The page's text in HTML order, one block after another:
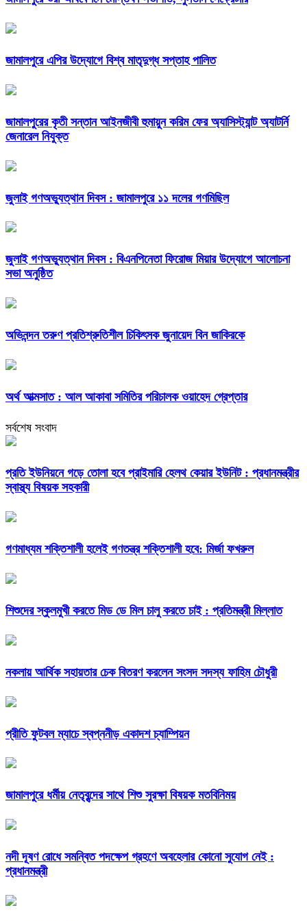
জামালপুরে এপির উদ্যোগে বিশ্ব মাতৃদুগ্ধ সপ্তাহ পালিত
জামালপুরের কৃতী সন্তান আইনজীবী হুমায়ুন করিম ফের অ্যাসিস্ট্যান্ট অ্যাটর্নি
জেনারেল নিযুক্ত
জুলাই গণঅভ্যুত্থান দিবস : জামালপুরে ১১ দলের গণমিছিল
জুলাই গণঅভ্যুত্থান দিবস : বিএনপিনেতা ফিরোজ মিয়ার উদ্যোগে আলোচনা
সভা অনুষ্ঠিত
অভিনন্দন তরুণ প্রতিশ্রুতিশীল চিকিৎসক জুনায়েদ বিন জাকিরকে
অর্থ আত্মসাত : আল আকাবা সমিতির পরিচালক ওয়াহেদ গ্রেপ্তার
সর্বশেষ সংবাদ
প্রতি ইউনিয়নে গড়ে তোলা হবে প্রাইমারি হেলথ কেয়ার ইউনিট : প্রধানমন্ত্রীর
স্বাস্থ্য বিষয়ক সহকারী
গণমাধ্যম শক্তিশালী হলেই গণতন্ত্র শক্তিশালী হবে: মির্জা ফখরুল
শিশুদের স্কুলমুখী করতে মিড ডে মিল চালু করতে চাই : প্রতিমন্ত্রী মিল্লাত
নকলায় আর্থিক সহায়তার চেক বিতরণ করলেন সংসদ সদস্য ফাহিম চৌধুরী
প্রীতি ফুটবল ম্যাচে স্বপ্ননীড় একাদশ চ্যাম্পিয়ন
জামালপুরে ধর্মীয় নেতৃবৃন্দের সাথে শিশু সুরক্ষা বিষয়ক মতবিনিময়
নদী দূষণ রোধে সমন্বিত পদক্ষেপ গ্রহণে অবহেলার কোনো সুযোগ নেই :
প্রধানমন্ত্রী